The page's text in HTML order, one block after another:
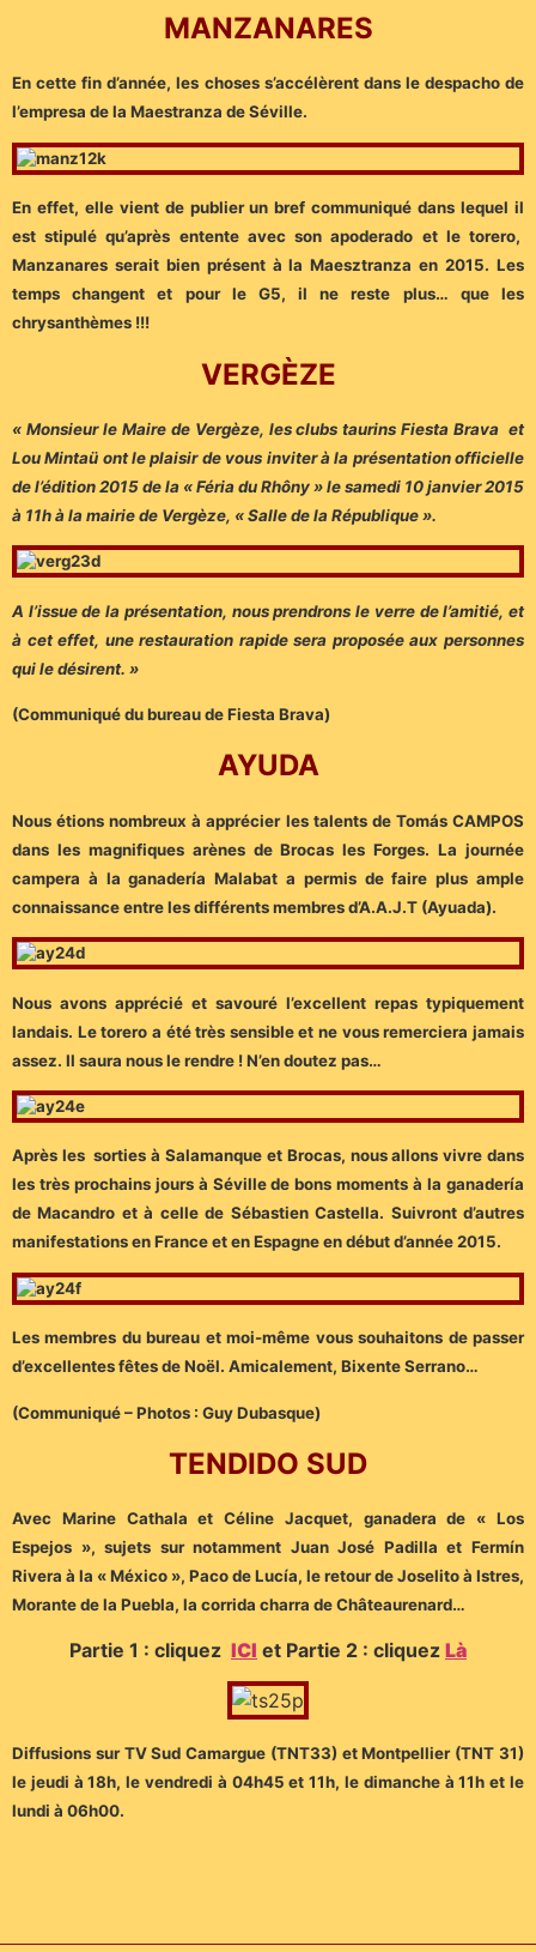
MANZANARES
En cette fin d’année, les choses s’accélèrent dans le despacho de
l’empresa de la Maestranza de Séville.
En effet, elle vient de publier un bref communiqué dans lequel il
est stipulé qu’après entente avec son apoderado et le torero,
Manzanares serait bien présent à la Maesztranza en 2015. Les
temps changent et pour le G5, il ne reste plus… que les
chrysanthèmes !!!
VERGÈZE
« Monsieur le Maire de Vergèze, les clubs taurins Fiesta Brava et
Lou Mintaü ont le plaisir de vous inviter à la présentation officielle
de l’édition 2015 de la « Féria du Rhôny » le samedi 10 janvier 2015
à 11h à la mairie de Vergèze, « Salle de la République ».
A l’issue de la présentation, nous prendrons le verre de l’amitié, et
à cet effet, une restauration rapide sera proposée aux personnes
qui le désirent. »
(Communiqué du bureau de Fiesta Brava)
AYUDA
Nous étions nombreux à apprécier les talents de Tomás CAMPOS
dans les magnifiques arènes de Brocas les Forges. La journée
campera à la ganadería Malabat a permis de faire plus ample
connaissance entre les différents membres d’A.A.J.T (Ayuada).
Nous avons apprécié et savouré l’excellent repas typiquement
landais. Le torero a été très sensible et ne vous remerciera jamais
assez. Il saura nous le rendre ! N’en doutez pas…
Après les sorties à Salamanque et Brocas, nous allons vivre dans
les très prochains jours à Séville de bons moments à la ganadería
de Macandro et à celle de Sébastien Castella. Suivront d’autres
manifestations en France et en Espagne en début d’année 2015.
Les membres du bureau et moi-même vous souhaitons de passer
d’excellentes fêtes de Noël. Amicalement, Bixente Serrano…
(Communiqué – Photos : Guy Dubasque)
TENDIDO SUD
Avec Marine Cathala et Céline Jacquet, ganadera de « Los
Espejos », sujets sur notamment Juan José Padilla et Fermín
Rivera à la « México », Paco de Lucía, le retour de Joselito à Istres,
Morante de la Puebla, la corrida charra de Châteaurenard…
Partie 1 : cliquez ICI et Partie 2 : cliquez Là
Diffusions sur TV Sud Camargue (TNT33) et Montpellier (TNT 31)
le jeudi à 18h, le vendredi à 04h45 et 11h, le dimanche à 11h et le
lundi à 06h00.